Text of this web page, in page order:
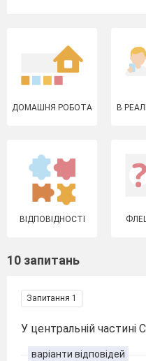
ДОМАШНЯ РОБОТА В
ВІДПОВІДНОСТІ
10 запитань
Запитання 1
У центральній частині
варіанти відповідей